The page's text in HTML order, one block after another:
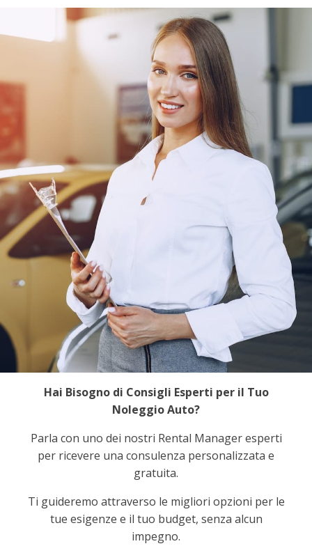
Hai Bisogno di Consigli Esperti per il Tuo
Noleggio Auto?
Parla con uno dei nostri Rental Manager esperti
per ricevere una consulenza personalizzata e
gratuita.
Ti guideremo attraverso le migliori opzioni per le
tue esigenze e il tuo budget, senza alcun
impegno.